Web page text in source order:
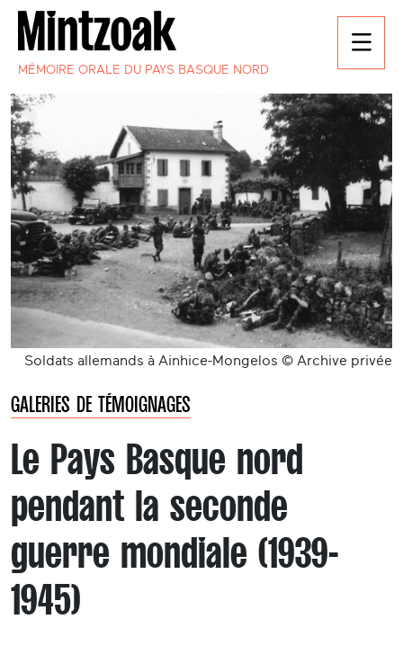
MÉMOIRE ORALE DU PAYS BASQUE NORD
Soldats allemands à Ainhice-Mongelos © Archive privée
GALERIES DE TÉMOIGNAGES
Le Pays Basque nord
pendant la seconde
guerre mondiale (1939-
1945)